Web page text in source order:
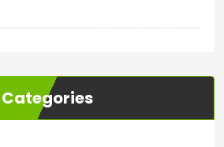
Categories